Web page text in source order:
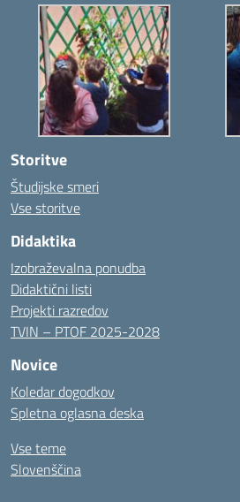
Storitve
Študijske smeri
Vse storitve
Didaktika
Izobraževalna ponudba
Didaktični listi
Projekti razredov
TVIN – PTOF 2025-2028
Novice
Koledar dogodkov
Spletna oglasna deska
Vse teme
Slovenščina